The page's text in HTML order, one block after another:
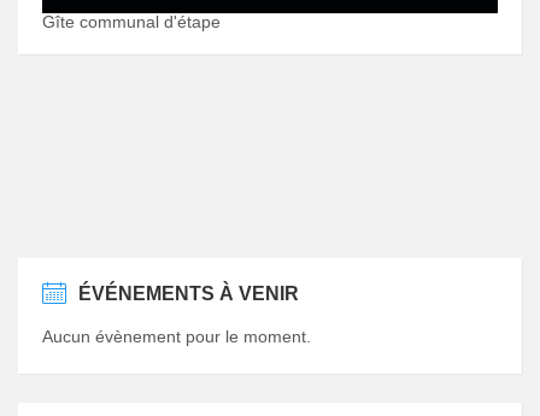
Gîte communal d'étape
ÉVÉNEMENTS À VENIR
Aucun évènement pour le moment.